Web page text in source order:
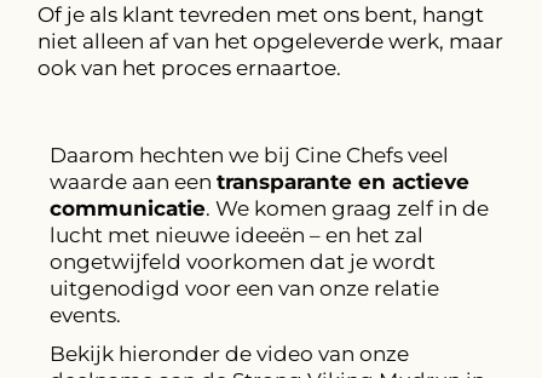
Of je als klant tevreden met ons bent, hangt
niet alleen af van het opgeleverde werk, maar
ook van het proces ernaartoe.
Daarom hechten we bij Cine Chefs veel
waarde aan eentransparante en actieve
communicatie. We komen graag zelf in de
lucht met nieuwe ideeën – en het zal
ongetwijfeld voorkomen dat je wordt
uitgenodigd voor een van onze relatie
events.
Bekijk hieronder de video van onze